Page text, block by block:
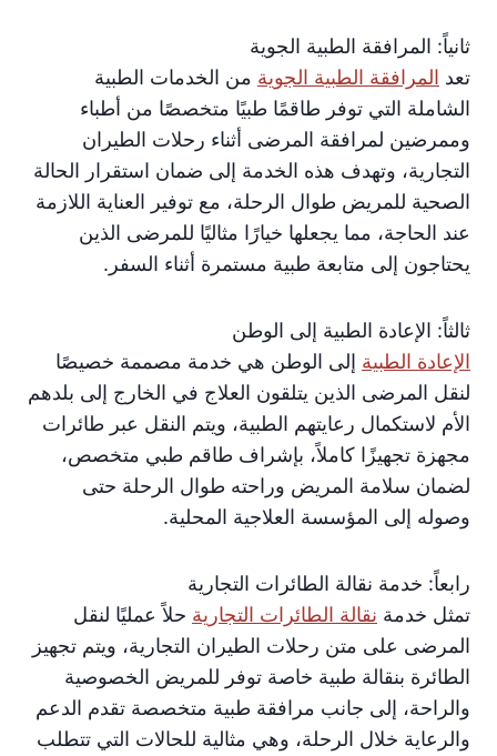
ثانياً: المرافقة الطبية الجوية
تعد المرافقة الطبية الجوية من الخدمات الطبية
الشاملة التي توفر طاقمًا طبيًا متخصصًا من أطباء
وممرضين لمرافقة المرضى أثناء رحلات الطيران
التجارية، وتهدف هذه الخدمة إلى ضمان استقرار الحالة
الصحية للمريض طوال الرحلة، مع توفير العناية اللازمة
عند الحاجة، مما يجعلها خيارًا مثاليًا للمرضى الذين
يحتاجون إلى متابعة طبية مستمرة أثناء السفر.
ثالثاً: الإعادة الطبية إلى الوطن
الإعادة الطبية إلى الوطن هي خدمة مصممة خصيصًا
لنقل المرضى الذين يتلقون العلاج في الخارج إلى بلدهم
الأم لاستكمال رعايتهم الطبية، ويتم النقل عبر طائرات
مجهزة تجهيزًا كاملاً، بإشراف طاقم طبي متخصص،
لضمان سلامة المريض وراحته طوال الرحلة حتى
وصوله إلى المؤسسة العلاجية المحلية.
رابعاً: خدمة نقالة الطائرات التجارية
تمثل خدمة نقالة الطائرات التجارية حلاً عمليًا لنقل
المرضى على متن رحلات الطيران التجارية، ويتم تجهيز
الطائرة بنقالة طبية خاصة توفر للمريض الخصوصية
والراحة، إلى جانب مرافقة طبية متخصصة تقدم الدعم
والرعاية خلال الرحلة، وهي مثالية للحالات التي تتطلب